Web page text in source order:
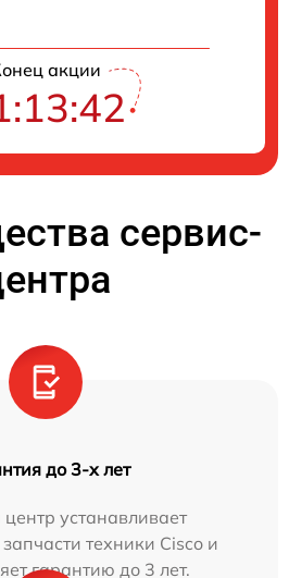
акции
сервис-
до 3-х лет
устанавливает
техники Cisco и
гарантию до 3 лет.